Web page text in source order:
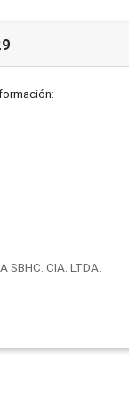
SBHC. CIA. LTDA.